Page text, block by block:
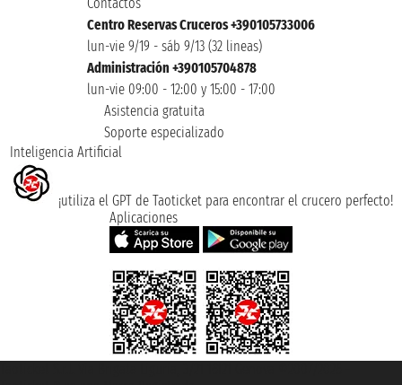
Centro Reservas Cruceros +390105733006
lun-vie 9/19 - sáb 9/13 (32 lineas)
Administración +390105704878
lun-vie 09:00 - 12:00 y 15:00 - 17:00
Asistencia gratuita
Soporte especializado
Inteligencia Artificial
¡utiliza el GPT de Taoticket para encontrar el crucero perfecto!
Aplicaciones